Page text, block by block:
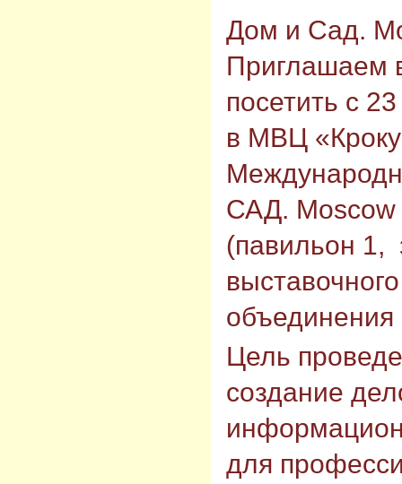
Дом и Сад.
Приглашаем
посетить с
в МВЦ
САД. Moscow
(павильон
объединения
Цель
создание
для